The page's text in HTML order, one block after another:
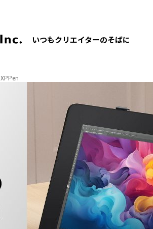
いつもクリエイターのそばに
XPPen